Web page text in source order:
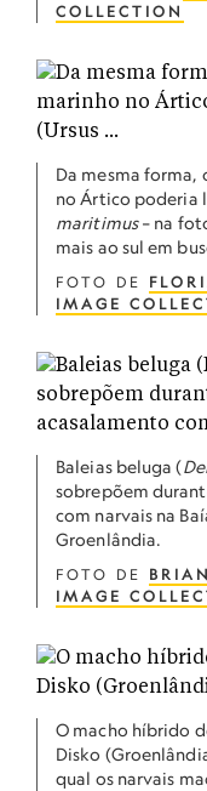
COLLECTION
Da mesma
no Ártico poderia
maritimus– na
mais ao sul em
FOTO DE
IMAGE
Baleias beluga (
sobrepõem
com narvais na
Groenlândia.
FOTO DE
IMAGE
O macho híbrido
Disko
qual os narvais